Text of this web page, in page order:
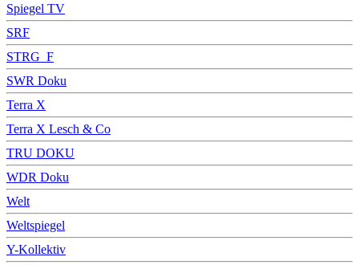
Spiegel TV
SRF
STRG_F
SWR Doku
Terra X
Terra X Lesch & Co
TRU DOKU
WDR Doku
Welt
Weltspiegel
Y-Kollektiv